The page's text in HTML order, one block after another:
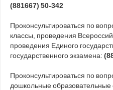
(881667) 50-342
Проконсультироваться по
классы, проведения
проведения Единого
государственного экзамена:
Проконсультироваться по
дошкольные образовательные